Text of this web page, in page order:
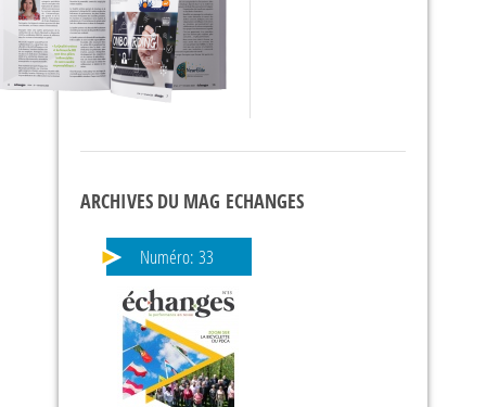
ARCHIVES DU MAG ECHANGES
Numéro: 33